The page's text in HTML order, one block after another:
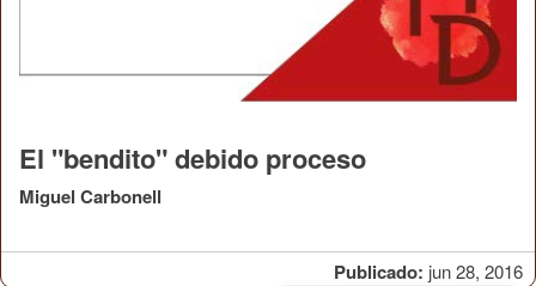
Publicado: jun 28, 2016
El "bendito" debido proceso
Miguel Carbonell